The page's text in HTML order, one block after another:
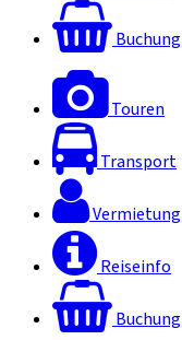
Buchung
Touren
Transport
Vermietung
Reiseinfo
Buchung